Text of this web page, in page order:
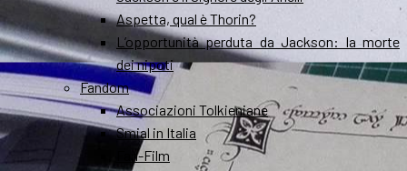
Aspetta, qual è Thorin?
L’opportunità perduta da Jackson: la morte
dei nipoti
Fandom
Associazioni Tolkieniane
Smial in Italia
Fan-Film